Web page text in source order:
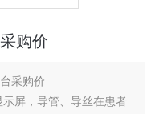
购价
采购价
屏，导管、导丝在患者